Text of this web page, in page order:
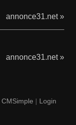
annonce31.net »
annonce31.net »
CMSimple | Login